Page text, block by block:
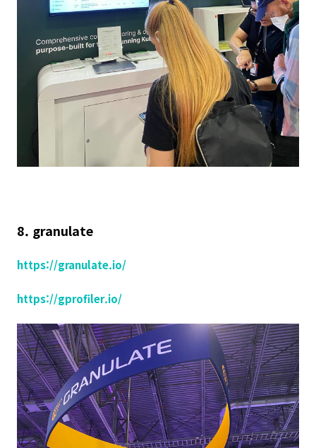
8. granulate
https://granulate.io/
https://gprofiler.io/